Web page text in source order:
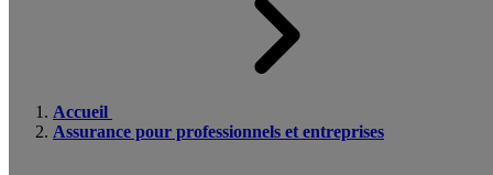
Accueil
Assurance pour professionnels et entreprises